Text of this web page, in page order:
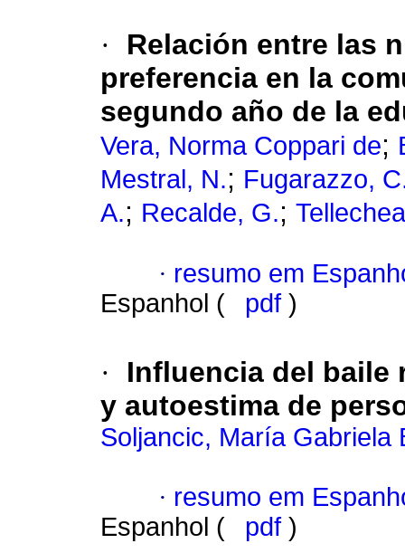
·
Relación entre las
preferencia en la
segundo año de la
Vera, Norma Coppari de;
Mestral, N.; Fugarazzo,
A.; Recalde, G.;
· resumo em
Espanhol (
pdf )
·
Influencia del baile
y autoestima de
Soljancic, María Gabriela
· resumo em
Espanhol (
pdf )